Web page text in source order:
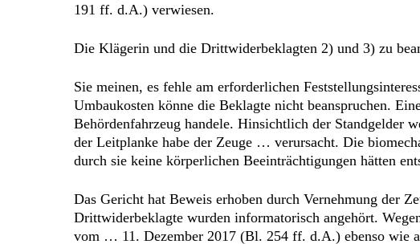
191 ff. d.A.) verwiesen.
Die Klägerin und die Drittwiderbeklagten 2) und 3) zu
Sie meinen, es fehle am erforderlichen
Umbaukosten könne die Beklagte nicht beanspruchen.
Behördenfahrzeug handele. Hinsichtlich der Standgelder
der Leitplanke habe der Zeuge … verursacht. Die
durch sie keine körperlichen Beeinträchtigungen hätten
Das Gericht hat Beweis erhoben durch Vernehmung der
Drittwiderbeklagte wurden informatorisch angehört.
vom … 11. Dezember 2017 (Bl. 254 ff. d.A.) ebenso wie